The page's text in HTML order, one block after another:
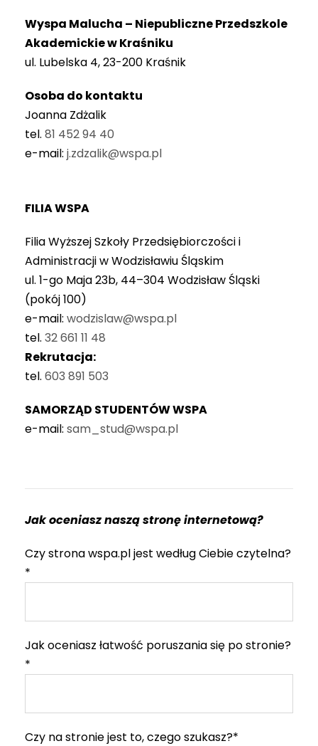
Wyspa Malucha – Niepubliczne Przedszkole
Akademickie w Kraśniku
ul. Lubelska 4,23-200 Kraśnik
Osoba do kontaktu
Joanna Zdżalik
tel. 81 452 94 40
e-mail: j.zdzalik@wspa.pl
FILIA WSPA
Filia Wyższej Szkoły Przedsiębiorczości i
Administracji w Wodzisławiu Śląskim
ul. 1-go Maja 23b, 44–304 Wodzisław Śląski
(pokój 100)
e-mail: wodzislaw@wspa.pl
tel. 32 661 11 48
Rekrutacja:
tel. 603 891 503
SAMORZĄD STUDENTÓW WSPA
e-mail: sam_stud@wspa.pl
Jak oceniasz naszą stronę internetową?
Czy strona wspa.pl jest według Ciebie czytelna?
*
Jak oceniasz łatwość poruszania się po stronie?
*
Czy na stronie jest to, czego szukasz?*